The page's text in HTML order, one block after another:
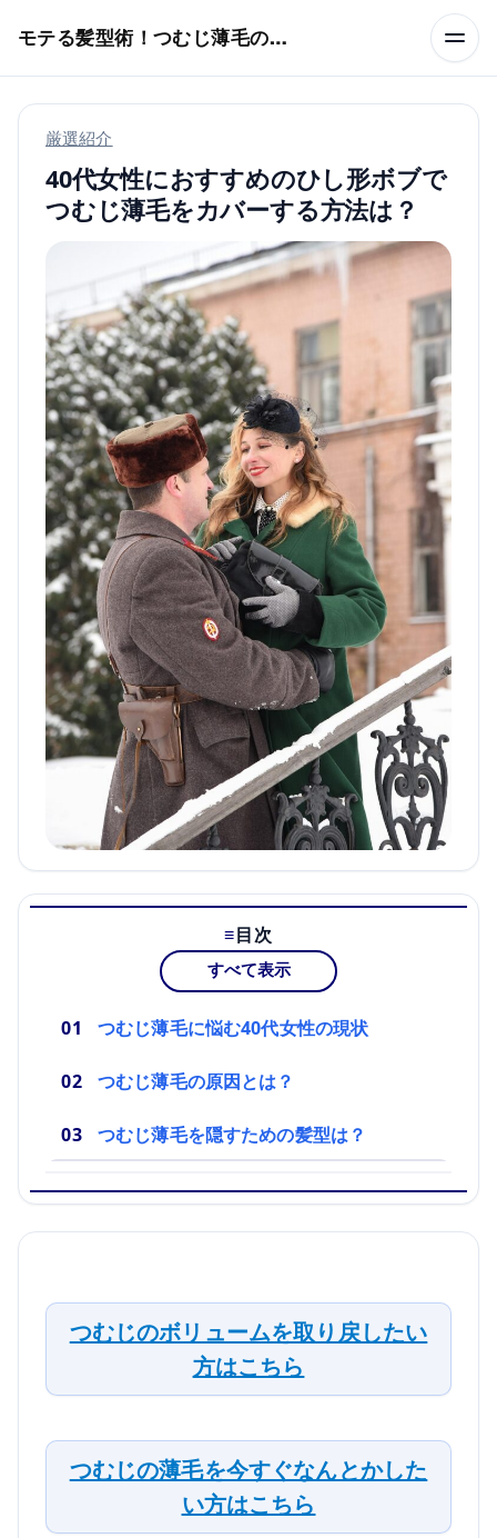
モテる髪型術！つむじ薄毛の隠し方
厳選紹介
40代女性におすすめのひし形ボブで
つむじ薄毛をカバーする方法は？
目次
すべて表示
つむじ薄毛に悩む40代女性の現状
つむじ薄毛の原因とは？
つむじ薄毛を隠すための髪型は？
つむじのボリュームを取り戻したい
方はこちら
つむじの薄毛を今すぐなんとかした
い方はこちら